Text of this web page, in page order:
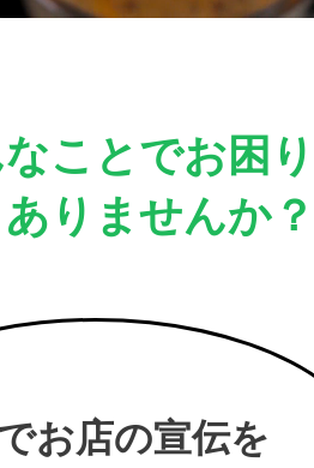
ことでお困
ありませんか？
お店の宣伝を